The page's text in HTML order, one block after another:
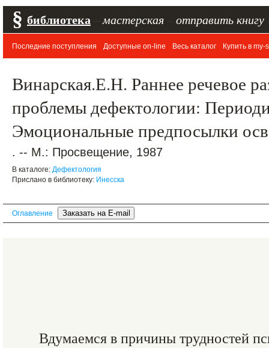
§ библиотека мастерская отправить книгу
Последние поступления Доступные on-line Весь каталог Купить в my-
Винарская.Е.Н. Раннее речевое
проблемы дефектологии:
Эмоциональные предпосылки
. -- М.: Просвещение, 1987
В каталоге: Дефектология
Прислано в библиотеку: Инесска
Оглавление
Вдумаемся в причины трудностей